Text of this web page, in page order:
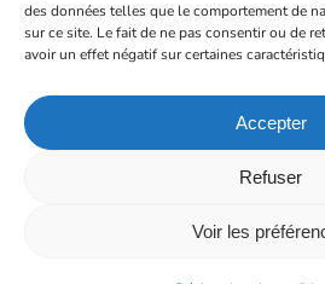
des données telles que le comportement de
sur ce site. Le fait de ne pas consentir ou de
avoir un effet négatif sur certaines
Accepter
Refuser
Voir les
Next Post
Entrainement